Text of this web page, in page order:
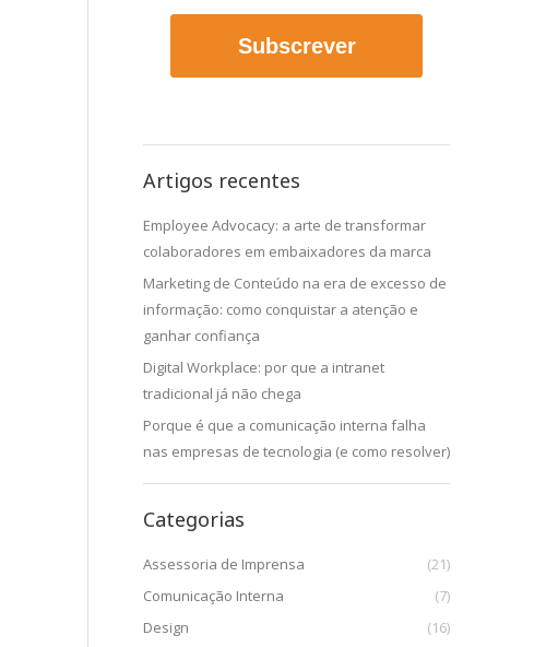
Subscrever
Artigos recentes
Employee Advocacy: a arte de transformar
colaboradores em embaixadores da marca
Marketing de Conteúdo na era de excesso de
informação: como conquistar a atenção e
ganhar confiança
Digital Workplace: por que a intranet
tradicional já não chega
Porque é que a comunicação interna falha
nas empresas de tecnologia (e como resolver)
Categorias
Assessoria de Imprensa
(21)
Comunicação Interna
(7)
Design
(16)